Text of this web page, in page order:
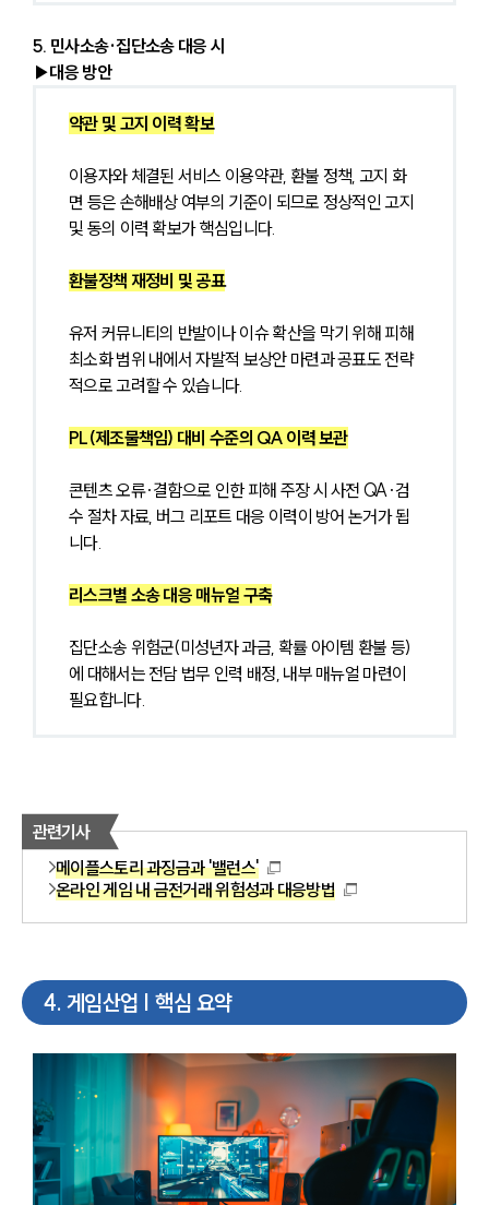
5. 민사소송·집단소송 대응 시
▶대응 방안
약관 및 고지 이력 확보
이용자와 체결된 서비스 이용약관, 환불 정책, 고지 화
면 등은 손해배상 여부의 기준이 되므로 정상적인 고지
및 동의 이력 확보가 핵심입니다.
환불정책 재정비 및 공표
유저 커뮤니티의 반발이나 이슈 확산을 막기 위해 피해
최소화 범위 내에서 자발적 보상안 마련과 공표도 전략
적으로 고려할 수 있습니다.
PL(제조물책임) 대비 수준의 QA 이력 보관
콘텐츠 오류·결함으로 인한 피해 주장 시 사전 QA·검
수 절차 자료, 버그 리포트 대응 이력이 방어 논거가 됩
니다.
리스크별 소송 대응 매뉴얼 구축
집단소송 위험군(미성년자 과금, 확률 아이템 환불 등)
에 대해서는 전담 법무 인력 배정, 내부 매뉴얼 마련이
필요합니다.
관련기사
메이플스토리 과징금과 '밸런스'
온라인 게임 내 금전거래 위험성과 대응방법
4. 게임산업 | 핵심 요약